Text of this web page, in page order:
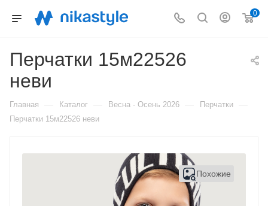
0
Перчатки 15м22526
неви
Главная — Каталог — Весна - Осень 2026 — Перчатки —
Перчатки 15м22526 неви
Похожие